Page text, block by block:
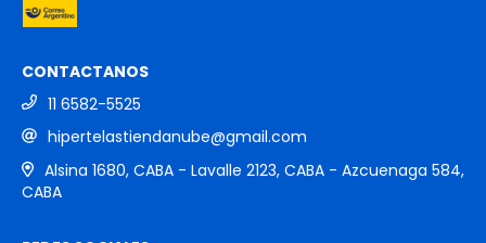
CONTACTANOS
11 6582-5525
hipertelastiendanube@gmail.com
Alsina 1680, CABA - Lavalle 2123, CABA - Azcuenaga 584,
CABA